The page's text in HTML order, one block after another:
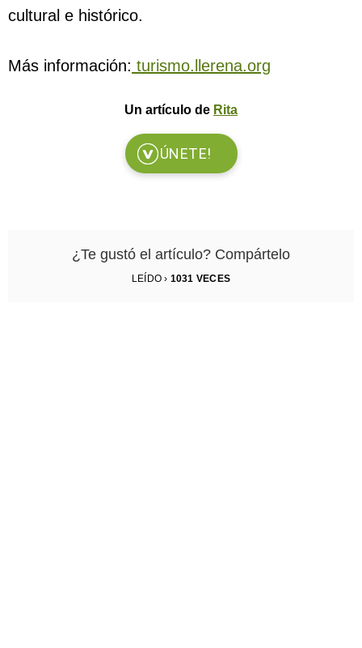
cultural e histórico.
Más información: turismo.llerena.org
Un artículo de Rita
ÚNETE!
¿Te gustó el artículo? Compártelo
LEÍDO › 1031 VECES